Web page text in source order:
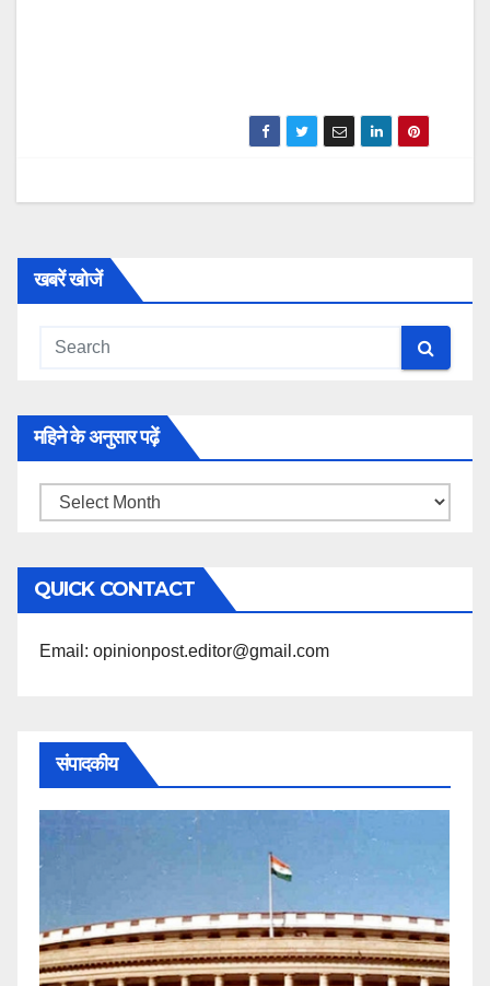
खबरें खोजें
महिने के अनुसार पढ़ें
महिने
अनुसार
पढ़ें
QUICK CONTACT
Email: opinionpost.editor@gmail.com
संपादकीय